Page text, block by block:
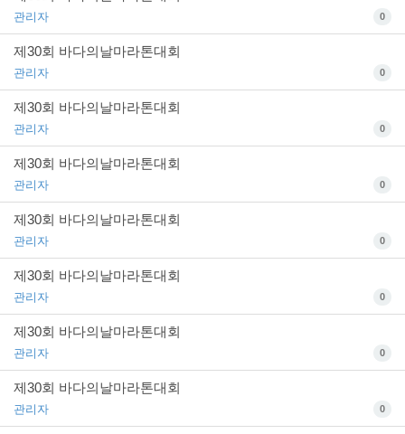
관리자 0
제30회 바다의날마라톤대회
관리자 0
제30회 바다의날마라톤대회
관리자 0
제30회 바다의날마라톤대회
관리자 0
제30회 바다의날마라톤대회
관리자 0
제30회 바다의날마라톤대회
관리자 0
제30회 바다의날마라톤대회
관리자 0
제30회 바다의날마라톤대회
관리자 0